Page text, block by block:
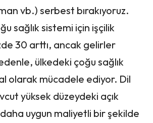
vb.) serbest bırakıyoruz.
sağlık sistemi için işçilik
30 arttı, ancak gelirler
ülkedeki çoğu sağlık
olarak mücadele ediyor. Dil
yüksek düzeydeki açık
daha uygun maliyetli bir şekilde